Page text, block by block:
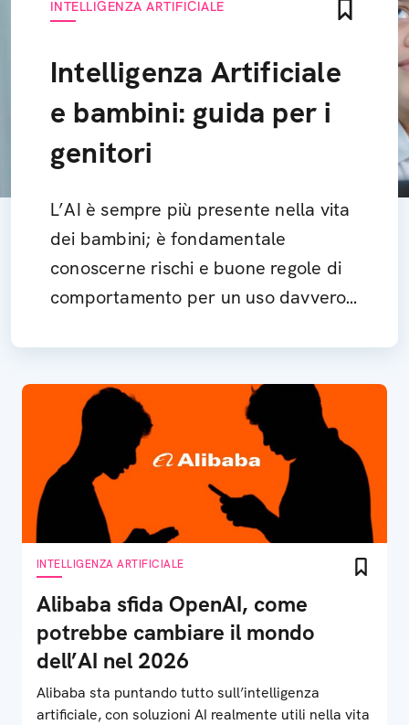
INTELLIGENZA ARTIFICIALE
Intelligenza Artificiale
e bambini: guida per i
genitori
L’AI è sempre più presente nella vita
dei bambini; è fondamentale
conoscerne rischi e buone regole di
comportamento per un uso davvero
INTELLIGENZA ARTIFICIALE
Alibaba sfida OpenAI, come
potrebbe cambiare il mondo
dell’AI nel 2026
Alibaba sta puntando tutto sull’intelligenza
artificiale, con soluzioni AI realmente utili nella vita